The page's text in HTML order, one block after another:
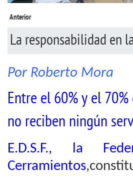
Anterior
La responsabilidad en
Por Roberto Mora
Entre el 60% y el
no reciben ningún
E.D.S.F., la
Cerramientos